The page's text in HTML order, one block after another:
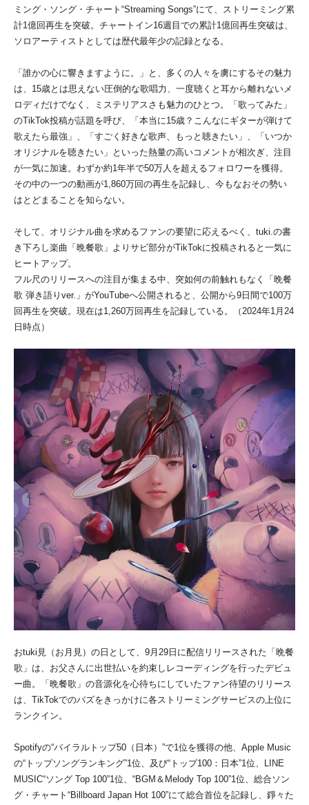
ミング・ソング・チャート“Streaming Songs”にて、ストリーミング累
計1億回再生を突破。チャートイン16週目での累計1億回再生突破は、
ソロアーティストとしては歴代最年少の記録となる。
「誰かの心に響きますように。」と、多くの人々を虜にするその魅力
は、15歳とは思えない圧倒的な歌唱力、一度聴くと耳から離れないメ
ロディだけでなく、ミステリアスさも魅力のひとつ。「歌ってみた」
のTikTok投稿が話題を呼び、「本当に15歳？こんなにギターが弾けて
歌えたら最強」、「すごく好きな歌声、もっと聴きたい」、「いつか
オリジナルを聴きたい」といった熱量の高いコメントが相次ぎ、注目
が一気に加速。わずか約1年半で50万人を超えるフォロワーを獲得。
その中の一つの動画が1,860万回の再生を記録し、今もなおその勢い
はとどまることを知らない。
そして、オリジナル曲を求めるファンの要望に応えるべく、tuki.の書
き下ろし楽曲「晩餐歌」よりサビ部分がTikTokに投稿されると一気に
ヒートアップ。
フル尺のリリースへの注目が集まる中、突如何の前触れもなく「晩餐
歌 弾き語りver.」がYouTubeへ公開されると、公開から9日間で100万
回再生を突破。現在は1,260万回再生を記録している。（2024年1月24
日時点）
おtuki見（お月見）の日として、9月29日に配信リリースされた「晩餐
歌」は、お父さんに出世払いを約束しレコーディングを行ったデビュ
ー曲。「晩餐歌」の音源化を心待ちにしていたファン待望のリリース
は、TikTokでのバズをきっかけに各ストリーミングサービスの上位に
ランクイン。
Spotifyの“バイラルトップ50（日本）”で1位を獲得の他、Apple Music
の“トップソングランキング”1位、及び“トップ100：日本”1位、LINE
MUSIC“ソング Top 100”1位、“BGM＆Melody Top 100”1位、総合ソン
グ・チャート“Billboard Japan Hot 100”にて総合首位を記録し、錚々た